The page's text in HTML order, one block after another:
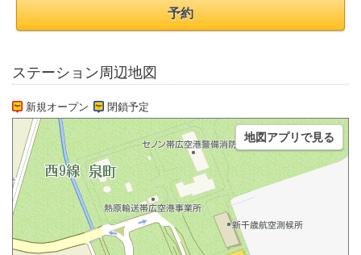
予約
ステーション周辺地図
新規オープン 閉鎖予定
地図アプリで見る